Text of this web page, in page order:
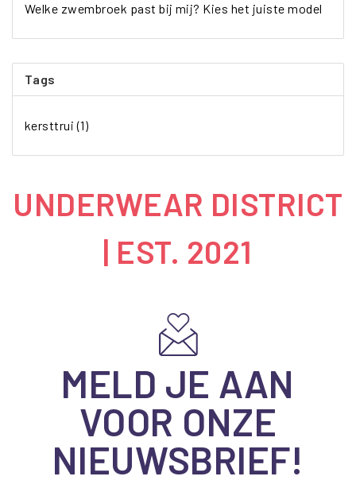
Welke zwembroek past bij mij? Kies het juiste model
Tags
kersttrui(1)
UNDERWEAR DISTRICT
| EST. 2021
MELD JE AAN
VOOR ONZE
NIEUWSBRIEF!